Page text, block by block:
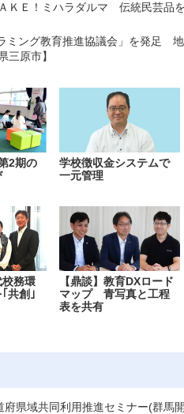
ＫＥ！ミハラダルマ 伝統民芸品
ミング教育推進協議会」を発足
三原市】
2期の
学校徴収金システムで
一元管理
校務環
共創｣
【鼎談】教育DXロード
マップ 青写真と工程
表を共有
府県域共同利用推進セミナー(群馬